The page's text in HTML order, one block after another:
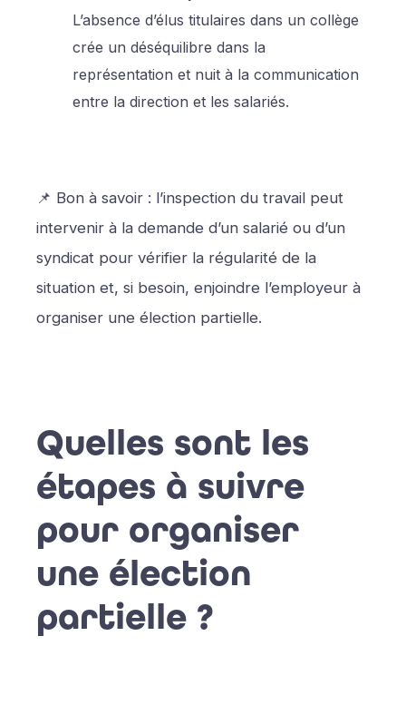
L’absence d’élus titulaires dans un collège
crée un déséquilibre dans la
représentation et nuit à la communication
entre la direction et les salariés.
📌 Bon à savoir : l’inspection du travail peut
intervenir à la demande d’un salarié ou d’un
syndicat pour vérifier la régularité de la
situation et, si besoin, enjoindre l’employeur à
organiser une élection partielle.
Quelles sont les
étapes à suivre
pour organiser
une élection
partielle ?